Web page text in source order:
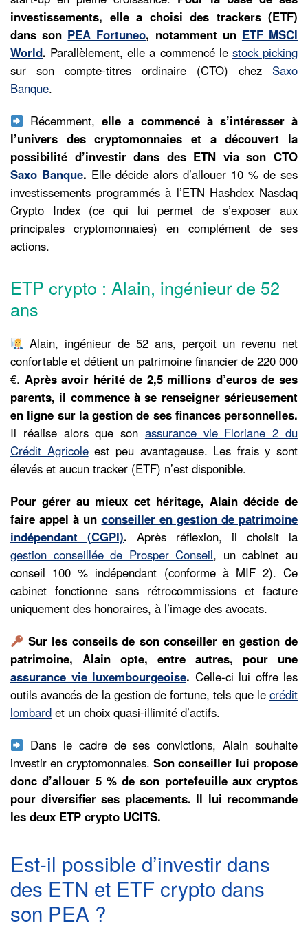
investissements, elle a choisi des trackers (ETF)
dans son PEA Fortuneo, notamment un ETF MSCI
World. Parallèlement, elle a commencé le stock picking
sur son compte-titres ordinaire (CTO) chez Saxo
Banque.
Récemment,elle a commencé à s’intéresser à
l’univers des cryptomonnaies et a découvert la
possibilité d’investir dans des ETN via son CTO
Saxo Banque. Elle décide alors d’allouer 10 % de ses
investissements programmés à l’ETN Hashdex Nasdaq
Crypto Index (ce qui lui permet de s’exposer aux
principales cryptomonnaies) en complément de ses
actions.
ETP crypto : Alain, ingénieur de 52
ans
Alain, ingénieur de 52 ans, perçoit un revenu net
confortable et détient un patrimoine financier de 220 000
€. Après avoir hérité de 2,5 millions d’euros de ses
parents, il commence à se renseigner sérieusement
en ligne sur la gestion de ses finances personnelles.
Il réalise alors que son assurance vie Floriane 2 du
Crédit Agricoleest peu avantageuse. Les frais y sont
élevés et aucun tracker (ETF) n’est disponible.
Pour gérer au mieux cet héritage, Alain décide de
faire appel à un conseiller en gestion de patrimoine
indépendant (CGPI). Après réflexion, il choisit la
gestion conseillée de Prosper Conseil, un cabinet au
conseil 100 % indépendant (conforme à MIF 2). Ce
cabinet fonctionne sans rétrocommissions et facture
uniquement des honoraires, à l’image des avocats.
Sur les conseils de son conseiller en gestion de
patrimoine, Alain opte, entre autres, pour une
assurance vie luxembourgeoise. Celle-ci lui offre les
outils avancés de la gestion de fortune, tels que le crédit
lombard et un choix quasi-illimité d’actifs.
Dans le cadre de ses convictions, Alain souhaite
investir en cryptomonnaies. Son conseiller lui propose
donc d’allouer 5 % de son portefeuille aux cryptos
pour diversifier ses placements. Il lui recommande
les deux ETP crypto UCITS.
Est-il possible d’investir dans
des ETN et ETF crypto dans
son PEA ?